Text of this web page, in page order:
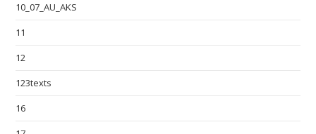
10_07_AU_AKS
11
12
123texts
16